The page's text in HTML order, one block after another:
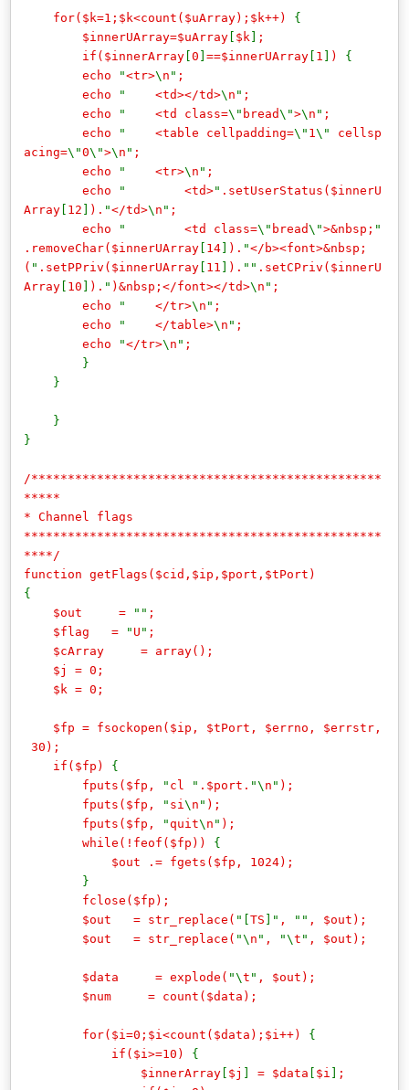
for($k=1;$k<count($uArray);$k++) {
$innerUArray=$uArray [ $k ] ;
if($innerArray [0 ]==$innerUArray [ 1 ] ) {
echo
"<tr>\ n " ;
echo
" <td></td>\ n " ;
echo
" <td class=\" bread\">\ n " ;
echo
" <table cellpadding=\" 1\"
cellsp
acing=\"0\">\ n " ;
echo
" <tr>\ n " ;
echo
" <td>" .setUserStatus($innerU
Array [ 12 ] ). "</td>\ n " ;
echo
" <td class=\" bread\">&nbsp; "
.removeChar($innerUArray [ 14] ). "</b><font>&nbsp;
( " .setPPriv($innerUArray [ 11 ] ). "" .setCPriv($innerU
Array [ 10 ] ). " )&nbsp;</font></td>\ n " ;
echo
" </tr>\ n " ;
echo
" </table>\ n " ;
echo
"</tr>\ n " ;
}
}
}
}
/************************************************
*****
* Channel flags
*************************************************
****/
function getFlags($cid,$ip,$port,$tPort)
{
$out =
"" ;
$flag =
" U " ;
$cArray = array();
$j = 0;
$k = 0;
$fp = fsockopen($ip, $tPort, $errno, $errstr,
30);
if($fp) {
fputs($fp,
" cl " .$port. "\ n " );
fputs($fp,
" si\ n " );
fputs($fp,
"quit\ n " );
while(!feof($fp)) {
$out .= fgets($fp, 1024);
}
fclose($fp);
$out = str_replace( "[TS ]" , "" , $out);
$out = str_replace( "\ n " , "\t " , $out);
$data = explode( "\t " , $out);
$num = count($data);
for($i=0;$i<count($data);$i++) {
if($i>=10) {
$innerArray [ $j ] = $data [ $i ] ;